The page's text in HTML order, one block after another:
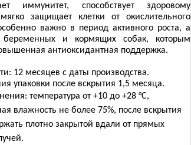
иммунитет, способствует здоровому
защищает клетки от окислительного
важно в период активного роста, а
и кормящих собак, которым
антиоксидантная поддержка.
12 месяцев с даты производства.
упаковки после вскрытия 1,5 месяца.
температура от +10 до +28 °C,
влажность не более 75%, после вскрытия
плотно закрытой вдали от прямых